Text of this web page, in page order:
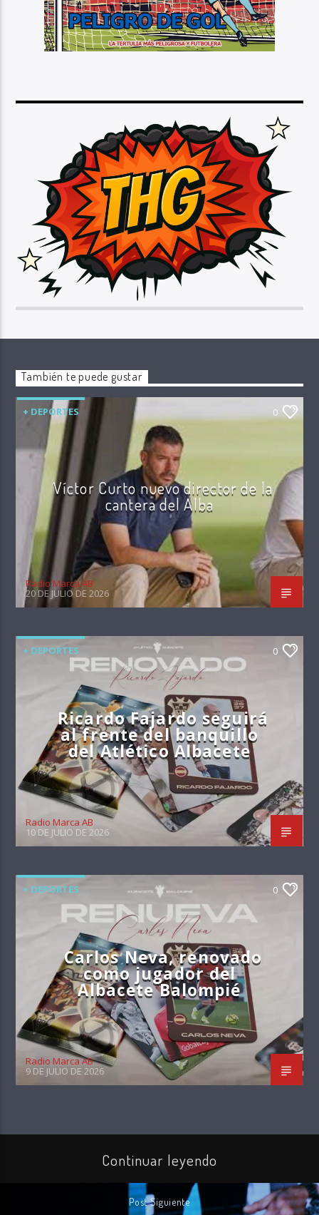
También te puede gustar
+ DEPORTES 0
Víctor Curto nuevo director de la
cantera del Alba
Radio Marca AB
20 DE JULIO DE 2026
+ DEPORTES 0
Ricardo Fajardo seguirá
al frente del banquillo
del Atlético Albacete
Radio Marca AB
10 DE JULIO DE 2026
+ DEPORTES 0
Carlos Neva, renovado
como jugador del
Albacete Balompié
Radio Marca AB
9 DE JULIO DE 2026
Continuar leyendo
Post Siguiente